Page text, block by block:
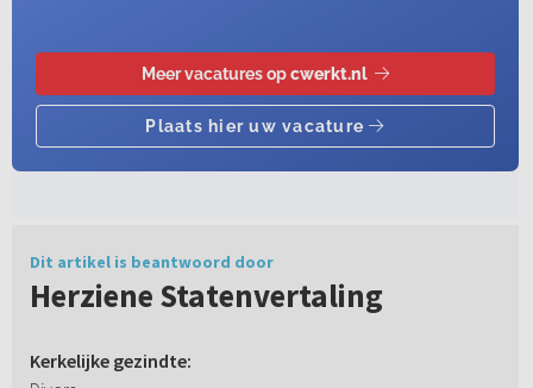
Dit artikel is beantwoord door
Herziene Statenvertaling
Kerkelijke gezindte: